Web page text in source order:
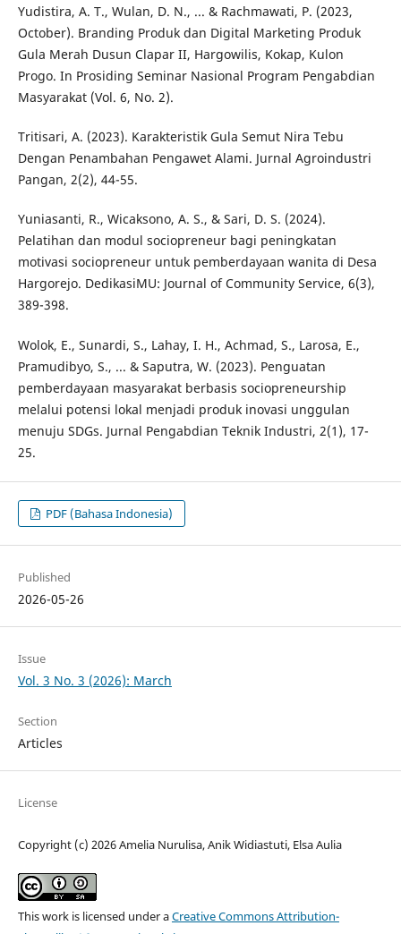
Yudistira, A. T., Wulan, D. N., ... & Rachmawati, P. (2023,
October). Branding Produk dan Digital Marketing Produk
Gula Merah Dusun Clapar II, Hargowilis, Kokap, Kulon
Progo. In Prosiding Seminar Nasional Program Pengabdian
Masyarakat (Vol. 6, No. 2).
Tritisari, A. (2023). Karakteristik Gula Semut Nira Tebu
Dengan Penambahan Pengawet Alami. Jurnal Agroindustri
Pangan, 2(2), 44-55.
Yuniasanti, R., Wicaksono, A. S., & Sari, D. S. (2024).
Pelatihan dan modul sociopreneur bagi peningkatan
motivasi sociopreneur untuk pemberdayaan wanita di Desa
Hargorejo. DedikasiMU: Journal of Community Service, 6(3),
389-398.
Wolok, E., Sunardi, S., Lahay, I. H., Achmad, S., Larosa, E.,
Pramudibyo, S., ... & Saputra, W. (2023). Penguatan
pemberdayaan masyarakat berbasis sociopreneurship
melalui potensi lokal menjadi produk inovasi unggulan
menuju SDGs. Jurnal Pengabdian Teknik Industri, 2(1), 17-
25.
PDF (Bahasa Indonesia)
Published
2026-05-26
Issue
Vol. 3 No. 3 (2026): March
Section
Articles
License
Copyright (c) 2026 Amelia Nurulisa, Anik Widiastuti, Elsa Aulia
This work is licensed under aCreative Commons Attribution-